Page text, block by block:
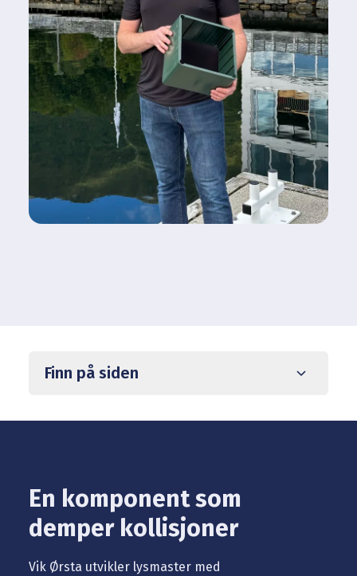
Finn på siden
En komponent som
demper kollisjoner
Vik Ørsta utvikler lysmaster med